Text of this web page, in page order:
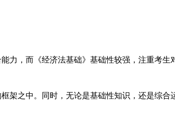
，而《经济法基础》基础性较强，注重考生
之中。同时，无论是基础性知识，还是综合